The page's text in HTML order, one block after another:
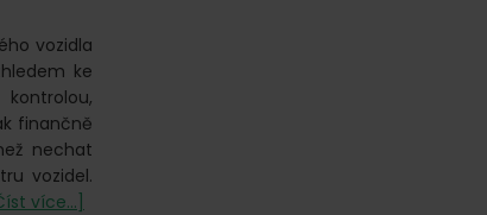
vozidla
ke
finančně
nechat
vozidel.
více...]